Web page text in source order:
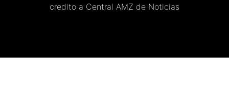
credito a Central AMZ de Noticias